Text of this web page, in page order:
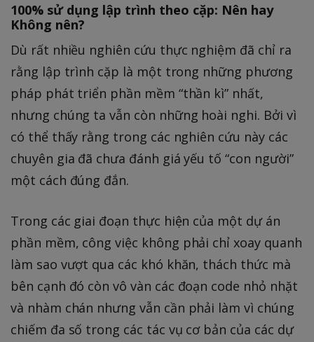
100% sử dụng lập trình theo cặp: Nên hay
Không nên?
Dù rất nhiều nghiên cứu thực nghiệm đã chỉ ra
rằng lập trình cặp là một trong những phương
pháp phát triển phần mềm “thần kì” nhất,
nhưng chúng ta vẫn còn những hoài nghi. Bởi vì
có thể thấy rằng trong các nghiên cứu này các
chuyên gia đã chưa đánh giá yếu tố “con người”
một cách đúng đắn.
Trong các giai đoạn thực hiện của một dự án
phần mềm, công việc không phải chỉ xoay quanh
làm sao vượt qua các khó khăn, thách thức mà
bên cạnh đó còn vô vàn các đoạn code nhỏ nhặt
và nhàm chán nhưng vẫn cần phải làm vì chúng
chiếm đa số trong các tác vụ cơ bản của các dự